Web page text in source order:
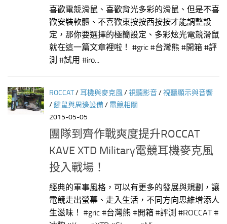
喜歡電競滑鼠、喜歡背光多彩的滑鼠、但是不喜
歡安裝軟體、不喜歡東按按西按按才能調整設
定，那你要選擇的極簡設定、多彩炫光電競滑鼠
就在這一篇文章裡啦！ #gric #台灣熊 #開箱 #評
測 #試用 #iro...
ROCCAT/耳機與麥克風/視聽影音/視聽顯示與音響
/鍵鼠與周邊設備/ 電競相關
2015-05-05
團隊到齊作戰爽度提升ROCCAT
KAVE XTD Military電競耳機麥克風
投入戰場！
經典的軍事風格，可以有更多的發展與規劃，讓
電競走出螢幕、走入生活，不同方向思維增添人
生滋味！ #gric #台灣熊 #開箱 #評測 #ROCCAT #